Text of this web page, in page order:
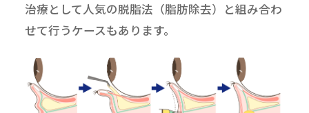
治療として人気の脱脂法（脂肪除去）と組み合わ
せて行うケースもあります。